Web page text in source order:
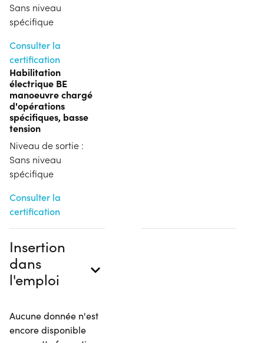
Sans niveau
spécifique
Consulter la
certification
Habilitation
électrique BE
manoeuvre chargé
d'opérations
spécifiques, basse
tension
Niveau de sortie :
Sans niveau
spécifique
Consulter la
certification
Insertion
dans
l'emploi
Aucune donnée n'est
encore disponible